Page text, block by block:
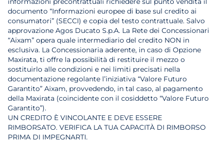
documento “Informazioni europee di base sul credito ai
consumatori” (SECCI) e copia del testo contrattuale. Salvo
approvazione Agos Ducato S.p.A. La Rete dei Concessionari
“Aixam” opera quale intermediario del credito NON in
esclusiva. La Concessionaria aderente, in caso di Opzione
Maxirata, ti offre la possibilità di restituire il mezzo o
sostituirlo alle condizioni e nei limiti precisati nella
documentazione regolante l’iniziativa “Valore Futuro
Garantito” Aixam, provvedendo, in tal caso, al pagamento
della Maxirata (coincidente con il cosiddetto “Valore Futuro
Garantito”).
UN CREDITO È VINCOLANTE E DEVE ESSERE
RIMBORSATO. VERIFICA LA TUA CAPACITÀ DI RIMBORSO
PRIMA DI IMPEGNARTI.